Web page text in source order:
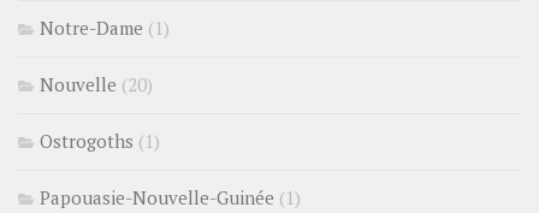
Notre-Dame (1)
Nouvelle (20)
Ostrogoths (1)
Papouasie-Nouvelle-Guinée (1)